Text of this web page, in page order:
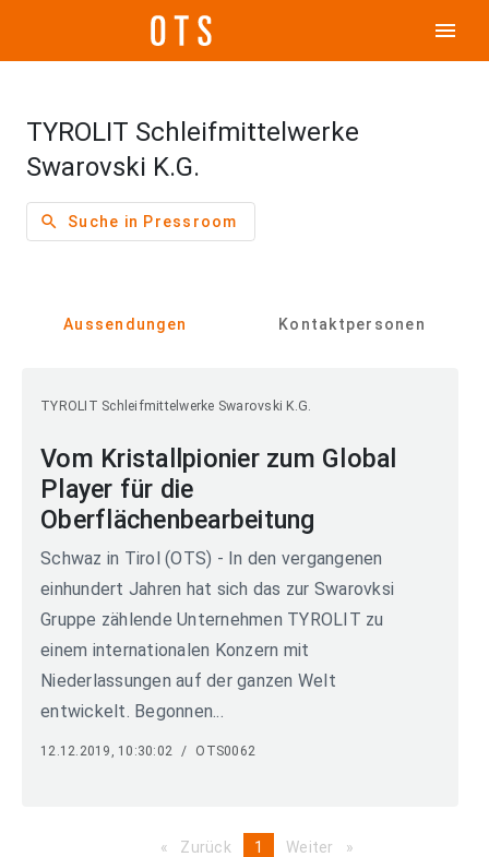
menu
TYROLIT Schleifmittelwerke
Swarovski K.G.
search Suche in Pressroom
Aussendungen Kontaktpersonen
TYROLIT Schleifmittelwerke Swarovski K.G.
Vom Kristallpionier zum Global
Player für die
Oberflächenbearbeitung
Schwaz in Tirol (OTS) - In den vergangenen
einhundert Jahren hat sich das zur Swarovksi
Gruppe zählende Unternehmen TYROLIT zu
einem internationalen Konzern mit
Niederlassungen auf der ganzen Welt
entwickelt. Begonnen...
12.12.2019, 10:30:02 / OTS0062
Zurück pageYou're
1 Weiter page